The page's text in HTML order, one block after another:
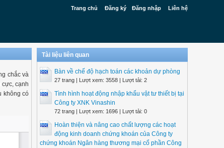
Trang chủ Đăng ký Đăng nhập Liên hệ
chắc và
cạnh
không có
Tài liệu liên quan
Bàn về chế độ hạch toán các khoản dự phòng
27 trang | Lượt xem: 3558 | Lượt tải: 2
Tình hình hoạt động nhập khẩu vật tư thiết bị tại
Công ty XNK Vinashin
72 trang | Lượt xem: 1696 | Lượt tải: 0
Hoàn thiện và nâng cao chất lượng các hoạt
động kinh doanh chứng khoán của Công ty
chứng khoán Ngân hàng thương mại cổ phần Công